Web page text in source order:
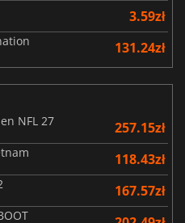
3.59zł
131.24zł
NFL 27
257.15zł
118.43zł
167.57zł